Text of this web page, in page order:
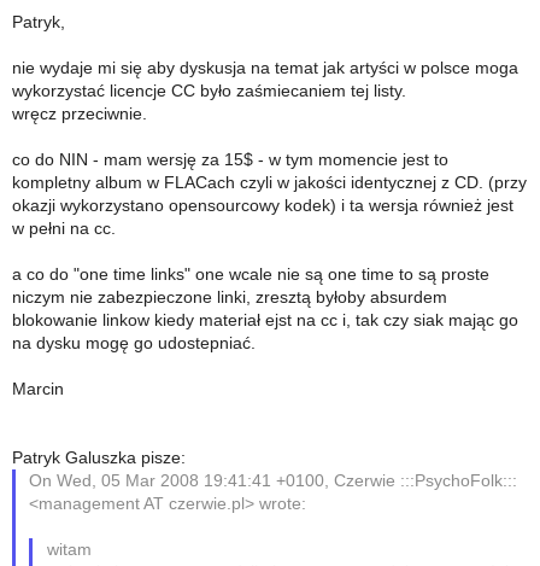
Patryk,
nie wydaje mi się aby dyskusja na temat jak artyści w polsce moga
wykorzystać licencje CC było zaśmiecaniem tej listy.
wręcz przeciwnie.
co do NIN - mam wersję za 15$ - w tym momencie jest to
kompletny album w FLACach czyli w jakości identycznej z CD. (przy
okazji wykorzystano opensourcowy kodek) i ta wersja również jest
w pełni na cc.
a co do "one time links" one wcale nie są one time to są proste
niczym nie zabezpieczone linki, zresztą byłoby absurdem
blokowanie linkow kiedy materiał ejst na cc i, tak czy siak mając go
na dysku mogę go udostepniać.
Marcin
Patryk Galuszka pisze:
On Wed, 05 Mar 2008 19:41:41 +0100, Czerwie :::PsychoFolk:::
<management AT czerwie.pl> wrote:
witam